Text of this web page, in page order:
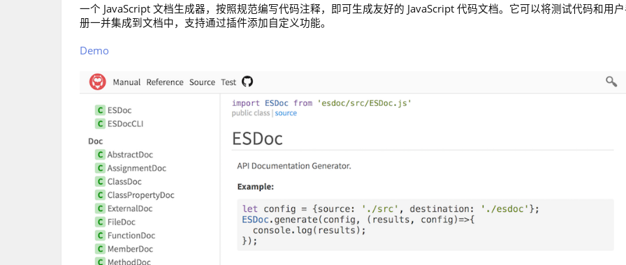
一个 JavaScript 文档生成器，按照规范编写代码注释，即可生成友好的 JavaScript 代码文档。它可以将测试代码和用
册一并集成到文档中，支持通过插件添加自定义功能。
Demo